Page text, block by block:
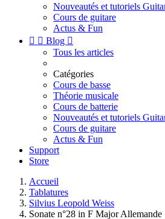
Nouveautés et tutoriels
Cours de guitare
Actus & Fun
  Blog 
Tous les articles
Catégories
Cours de basse
Théorie musicale
Cours de batterie
Nouveautés et tutoriels
Cours de guitare
Actus & Fun
Support
Store
Accueil
Tablatures
Silvius Leopold Weiss
Sonate n°28 in F Major Allemande